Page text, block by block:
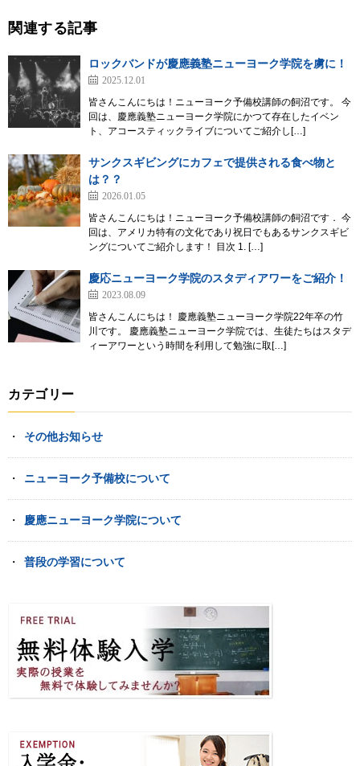
関連する記事
ロックバンドが慶應義塾ニューヨーク学院を虜に！
2025.12.01
皆さんこんにちは！ニューヨーク予備校講師の飼沼です。 今
回は、慶應義塾ニューヨーク学院にかつて存在したイベン
ト、アコースティックライブについてご紹介し[…]
サンクスギビングにカフェで提供される食べ物と
は？？
2026.01.05
皆さんこんにちは！ニューヨーク予備校講師の飼沼です． 今
回は、アメリカ特有の文化であり祝日でもあるサンクスギビ
ングについてご紹介します！ 目次 1. […]
慶応ニューヨーク学院のスタディアワーをご紹介！
2023.08.09
皆さんこんにちは！ 慶應義塾ニューヨーク学院22年卒の竹
川です。 慶應義塾ニューヨーク学院では、生徒たちはスタデ
ィーアワーという時間を利用して勉強に取[…]
カテゴリー
その他お知らせ
ニューヨーク予備校について
慶應ニューヨーク学院について
普段の学習について